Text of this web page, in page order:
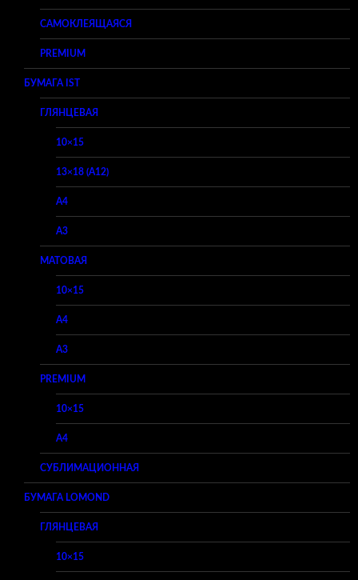
САМОКЛЕЯЩАЯСЯ
PREMIUM
БУМАГА IST
ГЛЯНЦЕВАЯ
10×15
13×18 (A12)
A4
A3
МАТОВАЯ
10×15
A4
A3
PREMIUM
10×15
A4
СУБЛИМАЦИОННАЯ
БУМАГА LOMOND
ГЛЯНЦЕВАЯ
10×15